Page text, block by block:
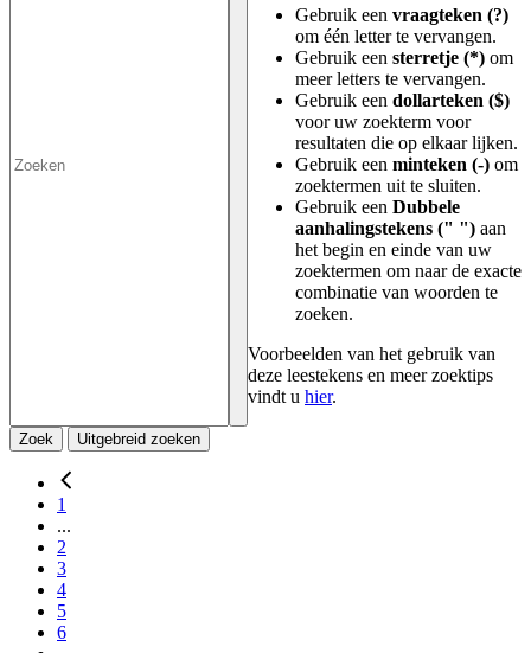
Gebruik een vraagteken (?)
om één letter te vervangen.
Gebruik een sterretje (*) om
meer letters te vervangen.
Gebruik een dollarteken ($)
voor uw zoekterm voor
resultaten die op elkaar lijken.
Gebruik een minteken (-) om
zoektermen uit te sluiten.
Gebruik een Dubbele
aanhalingstekens (" ") aan
het begin en einde van uw
zoektermen om naar de exacte
combinatie van woorden te
zoeken.
Voorbeelden van het gebruik van
deze leestekens en meer zoektips
vindt u hier.
Zoek Uitgebreid zoeken
1
...
2
3
4
5
6